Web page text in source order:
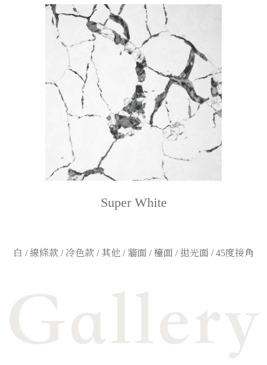
Super White
白 / 線條款 / 冷色款 / 其他 / 牆面 / 檯面 / 拋光面 / 45度接角